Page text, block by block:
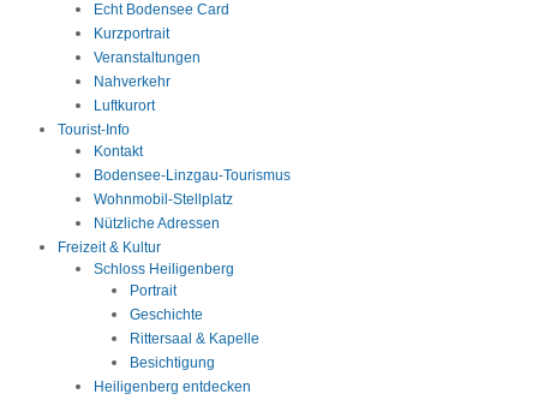
Echt Bodensee Card
Kurzportrait
Veranstaltungen
Nahverkehr
Luftkurort
Tourist-Info
Kontakt
Bodensee-Linzgau-Tourismus
Wohnmobil-Stellplatz
Nützliche Adressen
Freizeit & Kultur
Schloss Heiligenberg
Portrait
Geschichte
Rittersaal & Kapelle
Besichtigung
Heiligenberg entdecken